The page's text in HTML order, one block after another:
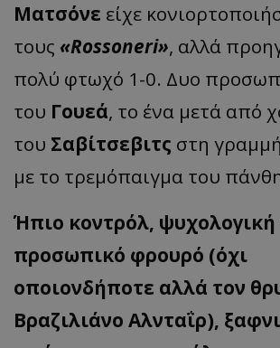
Ματσόνε είχε
τους «Rossoneri», αλλά
πολύ φτωχό 1-0. Δυο
του Γουεά, το ένα μετά από
του Σαβίτσεβιτς στη
με το τρεμόπαιγμα του
Ήπιο κοντρόλ,
προσωπικό φρουρό (όχι
οποιονδήποτε αλλά τον
Βραζιλιάνο Αλνταΐρ),